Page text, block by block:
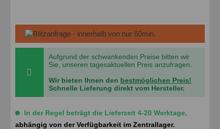
Aufgrund der schwankenden Preise bitten wir
Sie, unseren tagesaktuellen Preis anzufragen.
Wir bieten Ihnen den bestmöglichen Preis!
Schnelle Lieferung direkt vom Hersteller.
In der Regel beträgt die Lieferzeit 4-20 Werktage,
abhängig von der Verfügbarkeit im Zentrallager.